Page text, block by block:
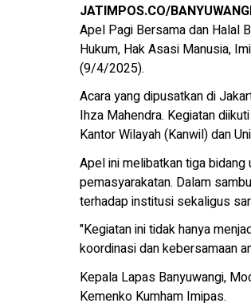
JATIMPOS.CO/
Apel Pagi Bersama dan Halal
Hukum, Hak Asasi Manusia,
(9/4/2025).
Acara yang dipusatkan di
Ihza Mahendra. Kegiatan
Kantor Wilayah (Kanwil) dan
Apel ini melibatkan tiga bidang
pemasyarakatan. Dalam
terhadap institusi sekaligus
"Kegiatan ini tidak hanya
koordinasi dan kebersamaan
Kepala Lapas Banyuwangi,
Kemenko Kumham Imipas.